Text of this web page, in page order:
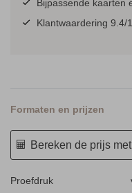
Bijpassende kaarten
Klantwaardering 9.4/
Formaten en prijzen
Bereken de prijs
Proefdruk